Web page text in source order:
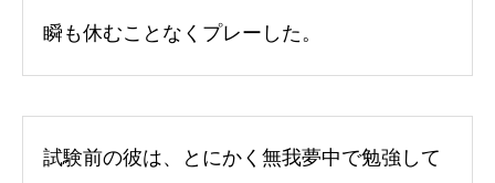
瞬も休むことなくプレーした。
試験前の彼は、とにかく無我夢中で勉強して